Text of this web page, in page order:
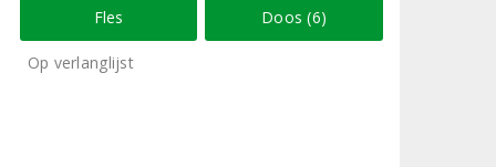
Fles Doos (6)
Op verlanglijst